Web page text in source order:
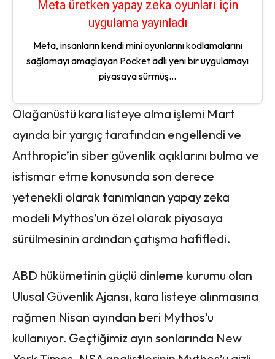
Meta üretken yapay zeka oyunları için
uygulama yayınladı
Meta, insanların kendi mini oyunlarını kodlamalarını
sağlamayı amaçlayan Pocket adlı yeni bir uygulamayı
piyasaya sürmüş...
Olağanüstü kara listeye alma işlemi Mart
ayında bir yargıç tarafından engellendi ve
Anthropic’in siber güvenlik açıklarını bulma ve
istismar etme konusunda son derece
yetenekli olarak tanımlanan yapay zeka
modeli Mythos’un özel olarak piyasaya
sürülmesinin ardından çatışma hafifledi.
ABD hükümetinin güçlü dinleme kurumu olan
Ulusal Güvenlik Ajansı, kara listeye alınmasına
rağmen Nisan ayından beri Mythos’u
kullanıyor. Geçtiğimiz ayın sonlarında New